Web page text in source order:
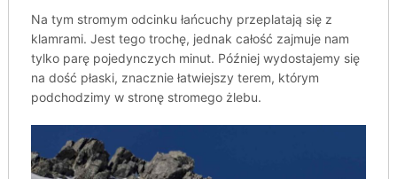
Na tym stromym odcinku łańcuchy przeplatają się z
klamrami. Jest tego trochę, jednak całość zajmuje nam
tylko parę pojedynczych minut. Później wydostajemy się
na dość płaski, znacznie łatwiejszy terem, którym
podchodzimy w stronę stromego żlebu.